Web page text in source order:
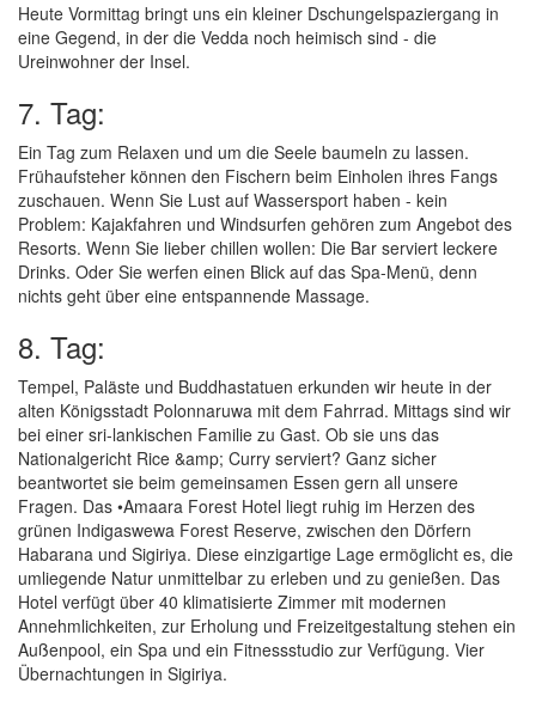
Heute Vormittag bringt uns ein kleiner Dschungelspaziergang in
eine Gegend, in der die Vedda noch heimisch sind - die
Ureinwohner der Insel.
7. Tag:
Ein Tag zum Relaxen und um die Seele baumeln zu lassen.
Frühaufsteher können den Fischern beim Einholen ihres Fangs
zuschauen. Wenn Sie Lust auf Wassersport haben - kein
Problem: Kajakfahren und Windsurfen gehören zum Angebot des
Resorts. Wenn Sie lieber chillen wollen: Die Bar serviert leckere
Drinks. Oder Sie werfen einen Blick auf das Spa-Menü, denn
nichts geht über eine entspannende Massage.
8. Tag:
Tempel, Paläste und Buddhastatuen erkunden wir heute in der
alten Königsstadt Polonnaruwa mit dem Fahrrad. Mittags sind wir
bei einer sri-lankischen Familie zu Gast. Ob sie uns das
Nationalgericht Rice &amp; Curry serviert? Ganz sicher
beantwortet sie beim gemeinsamen Essen gern all unsere
Fragen. Das •Amaara Forest Hotel liegt ruhig im Herzen des
grünen Indigaswewa Forest Reserve, zwischen den Dörfern
Habarana und Sigiriya. Diese einzigartige Lage ermöglicht es, die
umliegende Natur unmittelbar zu erleben und zu genießen. Das
Hotel verfügt über 40 klimatisierte Zimmer mit modernen
Annehmlichkeiten, zur Erholung und Freizeitgestaltung stehen ein
Außenpool, ein Spa und ein Fitnessstudio zur Verfügung. Vier
Übernachtungen in Sigiriya.